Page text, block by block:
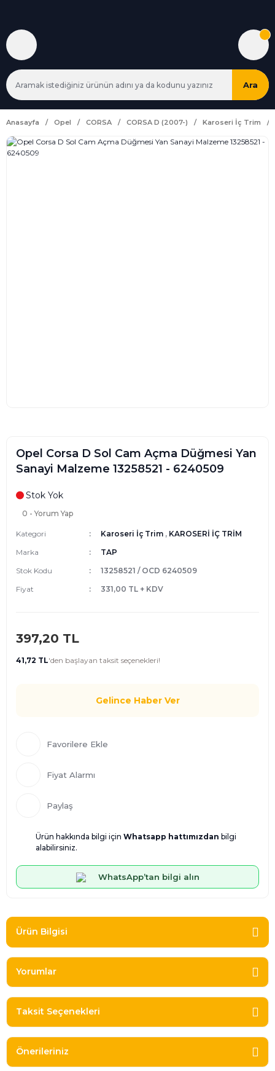
Ara
Anasayfa Opel CORSA CORSA D (2007-) Karoseri İç Trim
Opel Corsa D Sol Cam Açma Düğmesi Yan
Sanayi Malzeme 13258521 - 6240509
Stok Yok
0 - Yorum Yap
Kategori Karoseri İç Trim , KAROSERİ İÇ TRİM
Marka
TAP
Stok Kodu
13258521 / OCD 6240509
Fiyat
331,00 TL + KDV
397,20 TL
41,72 TL'den başlayan taksit seçenekleri!
Gelince Haber Ver
Fiyat Alarmı
Paylaş
Ürün hakkında bilgi için Whatsapp hattımızdan bilgi
alabilirsiniz.
WhatsApp’tan bilgi alın
Ürün Bilgisi
Yorumlar
Taksit Seçenekleri
Önerileriniz